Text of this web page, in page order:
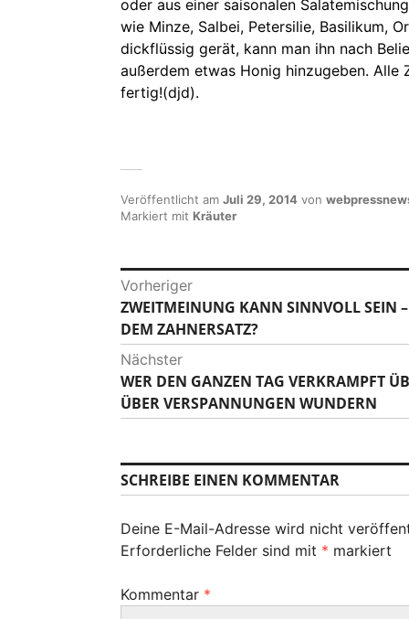
oder aus einer saisonalen
wie Minze, Salbei, Petersilie, Basilikum,
dickflüssig gerät, kann man ihn nach
außerdem etwas Honig hinzugeben.
fertig!(djd).
Veröffentlicht am Juli 29, 2014 von
Markiert mit Kräuter
B
e
i
t
r
g
s
-
N
Vorheriger
V
o
r
h
e
r
g
e
B
e
t
ZWEITMEINUNG KANN SINNVOLL SEIN
DEM ZAHNERSATZ?
Nächster
N
ä
s
t
r
B
i
WER DEN GANZEN TAG VERKRAMPFT
ÜBER VERSPANNUNGEN WUNDERN
SCHREIBE EINEN KOMMENTAR
Deine E-Mail-Adresse wird nicht
Erforderliche Felder sind mit * markiert
Kommentar *